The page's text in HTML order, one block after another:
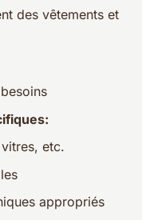
des vêtements et
etc.
appropriés